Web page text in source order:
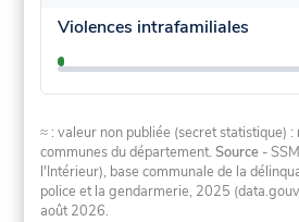
Violences intrafamiliales
≈ : valeur non publiée (secret statistique)
communes du département.Source -
l'Intérieur), base communale de la
police et la gendarmerie, 2025
août 2026.